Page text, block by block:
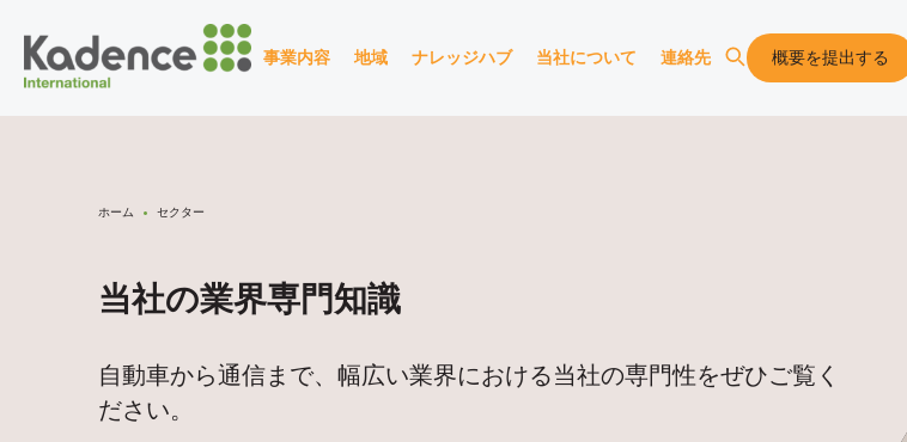
事業内容
市場への理解
ドと広告の調査
ルドワークサービス
イトの活性化
アニマルヘルス
自動車 子供と若年
地域
アジア市場調査
日本市場調査
ナレッジハブ
ニュースを見る
当社について
当社のプライバシーポリシー
連絡先
インドオフィス
イ
ア
ベ
概要を提出する
ホーム セクター
当社の業界専門知識
自動車から通信まで、幅広い業界における当社の専門性をぜひご覧く
ださい。